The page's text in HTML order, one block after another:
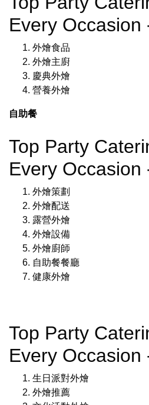
Every Occasion
外燴食品
外燴主廚
慶典外燴
營養外燴
自助餐
Top Party
Every Occasion
外燴策劃
外燴配送
露營外燴
外燴設備
外燴廚師
自助餐餐廳
健康外燴
Top Party
Every Occasion
生日派對外燴
外燴推薦